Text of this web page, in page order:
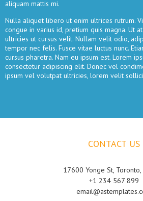
aliquam mattis mi.
Nulla aliquet libero ut enim ultrices rutrum.
congue in varius id, pretium quis magna. Ut
ultricies ut cursus velit. Nullam velit odio,
tempor nec felis. Fusce vitae luctus nunc.
cursus pharetra. Nam eu ipsum est. Lorem
consectetur adipiscing elit. Donec vel
ipsum vel volutpat ultricies, lorem velit
CONTACT US
17600 Yonge St, Toronto,
+1 234 567 899